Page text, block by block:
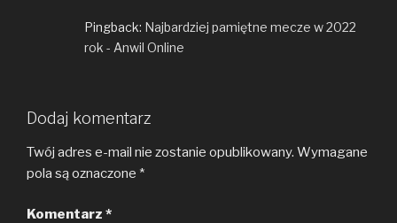
Pingback: Najbardziej pamiętne mecze w 2022
rok - Anwil Online
Dodaj komentarz
Twój adres e-mail nie zostanie opublikowany. Wymagane
pola są oznaczone *
Komentarz *